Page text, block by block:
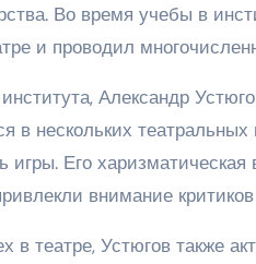
Во время учебы в
и проводил
Александр
в нескольких
игры. Его
внимание
в театре, Устюгов также